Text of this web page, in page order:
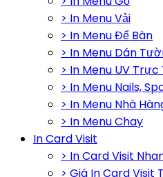
> In Menu Vải
> In Menu Để Bàn
> In Menu Dán
> In Menu UV Trực
> In Menu Nails,
> In Menu Nhà
> In Menu Chay
In Card Visit
> In Card Visit
> Giá In Card Visit